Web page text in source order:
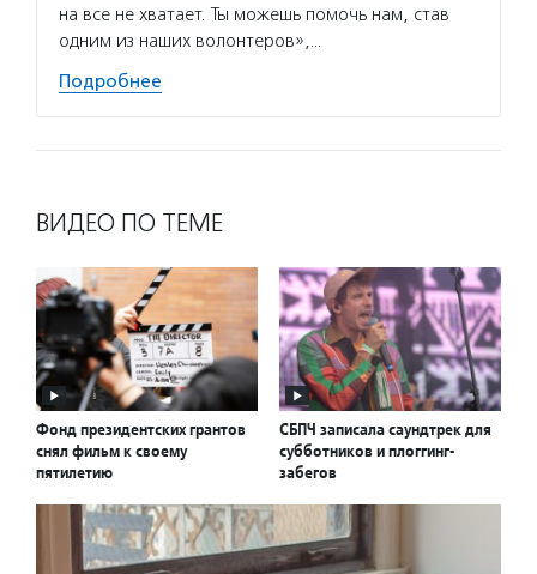
на все не хватает. Ты можешь помочь нам, став
одним из наших волонтеров»,…
Подробнее
ВИДЕО ПО ТЕМЕ
Фонд президентских грантов
снял фильм к своему
пятилетию
СБПЧ записала саундтрек для
субботников и плоггинг-
забегов